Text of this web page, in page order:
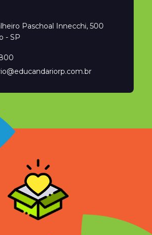
Paschoal Innecchi, 500
- SP